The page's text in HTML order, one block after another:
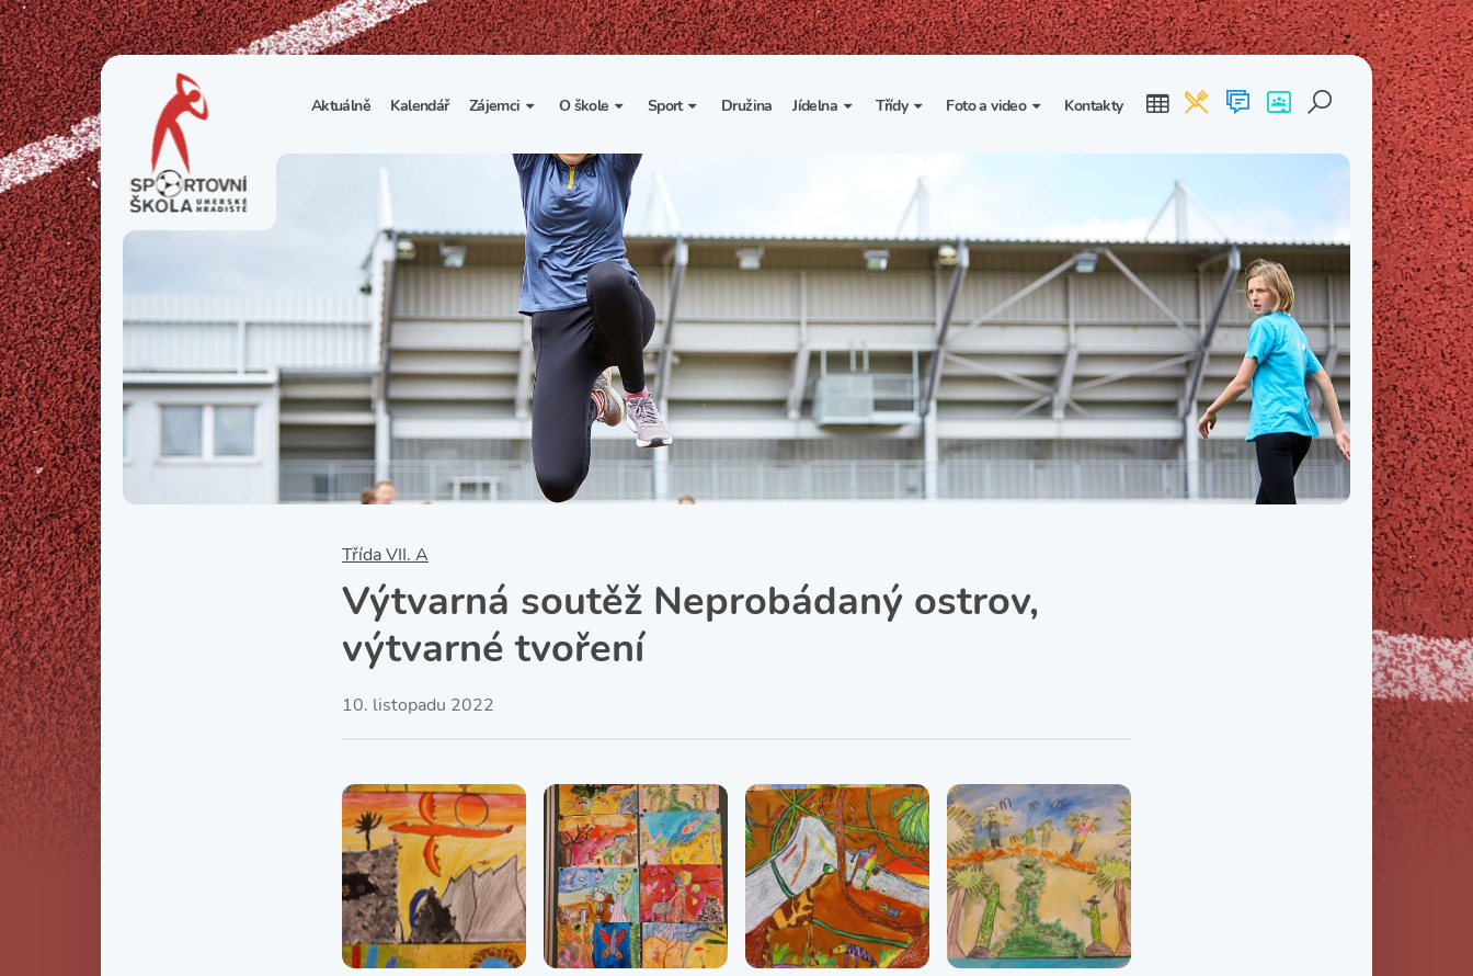
Aktuálně Kalendář Zájemci
1. třída
Sportovní třídy
Nesportovní třídy
O škole
Základní informace
Organizace školního roku
Výuka a učební plán
Zájmové kroužky
Školní poradenské
pracoviště
Školní psycholožka
Školská rada
SRPŠ – Spolek rodičů a
Sport
Spolupráce se sportovními
kluby
Školní sportovní klub
Tělesná výchova a sport
Družina Jídelna
Vnitřní řád školní jídelny
Třídy
Třída I. B Třída I. C
Třída II. A Třída II. C
Třída III. A Třída III. B Třída III. C
Třída IV. A Třída IV. B Třída IV. C
Třída V. A Třída V. B Třída V. C
Třída VI. A Třída VI. B Třída VI. C
Třída VII. A Třída VII. B Třída VII. C
Třída VIII. A Třída VIII. C
Foto a video Kontakty
Třída VII. A
Výtvarná soutěž Neprobádaný ostrov,
výtvarné tvoření
10. listopadu 2022